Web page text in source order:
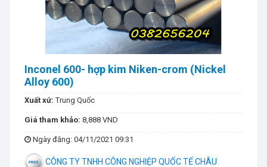
Inconel 600- hợp kim Niken-crom (Nickel
Alloy 600)
Xuất xứ:Trung Quốc
Giá tham khảo: 8,888 VND
Ngày đăng: 04/11/2021 09:31
CÔNG TY TNHH CÔNG NGHIỆP QUỐC TẾ CHÂU